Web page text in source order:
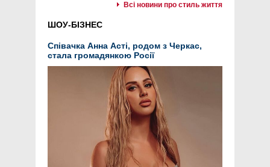
Всі новини про стиль життя
ШОУ-БІЗНЕС
Співачка Анна Асті, родом з Черкас,
стала громадянкою Росії